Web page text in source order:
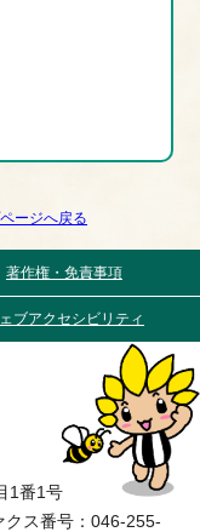
ージへ戻る
著作権・免責事項
ブアクセシビリティ
1番1号
ス番号：046-255-